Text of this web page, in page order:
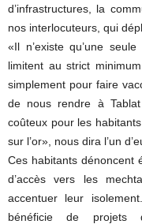
d’infrastructures, la
nos interlocuteurs, qui
«Il n’existe qu’une
limitent au strict
simplement pour faire
de nous rendre à
coûteux pour les
sur l’or», nous dira l’un
Ces habitants dénoncent
d’accès vers les
accentuer leur
bénéficie de projets